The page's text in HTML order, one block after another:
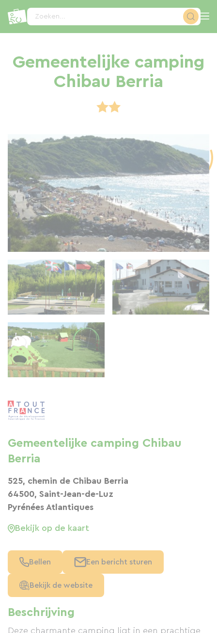
Zoeken...
Gemeentelijke camping
Chibau Berria
Beschrijving
Deze charmante camping ligt in een prachtige
Gemeentelijke camping Chibau
Berria
525, chemin de Chibau Berria
64500, Saint-Jean-de-Luz
Pyrénées Atlantiques
Bekijk op de kaart
Bellen Een bericht sturen
Bekijk de website
Cookies beheer paneel